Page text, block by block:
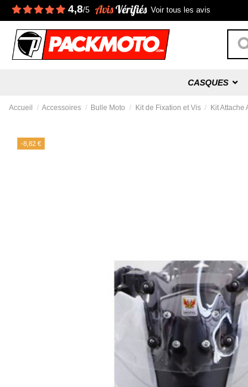
4,8/5 Voir tous les avis
CASQUES
Accueil Accessoires Bulle Moto Kit de Fixation et Vis Kit Attache
-8,82 €